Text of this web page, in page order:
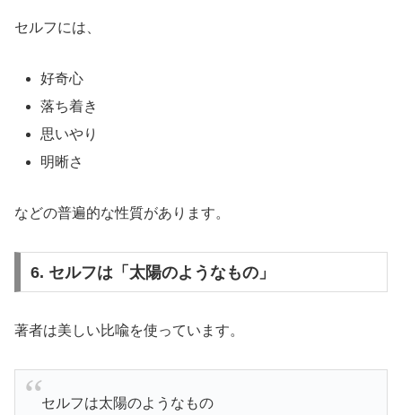
セルフには、
好奇心
落ち着き
思いやり
明晰さ
などの普遍的な性質があります。
6. セルフは「太陽のようなもの」
著者は美しい比喩を使っています。
セルフは太陽のようなもの